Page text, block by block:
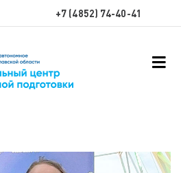
+7 (4852) 74-40-41